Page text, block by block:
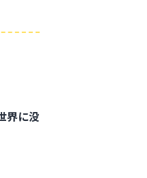
界に没